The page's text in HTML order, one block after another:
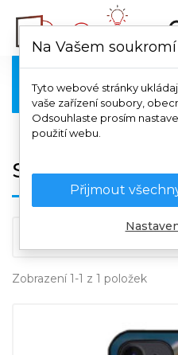
Samsung
Samsung
Zobrazení 1-1 z 1 položek
Na Vašem
Tyto webové stránky
vaše zařízení soubory,
Odsouhlaste prosím
použití webu.
Přijmout